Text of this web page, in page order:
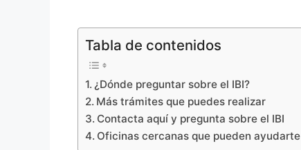
Tabla de contenidos
¿Dónde preguntar sobre el IBI?
Más trámites que puedes realizar
Contacta aquí y pregunta sobre el IBI
Oficinas cercanas que pueden ayudarte